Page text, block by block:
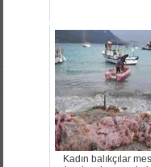
Kadın balıkçılar